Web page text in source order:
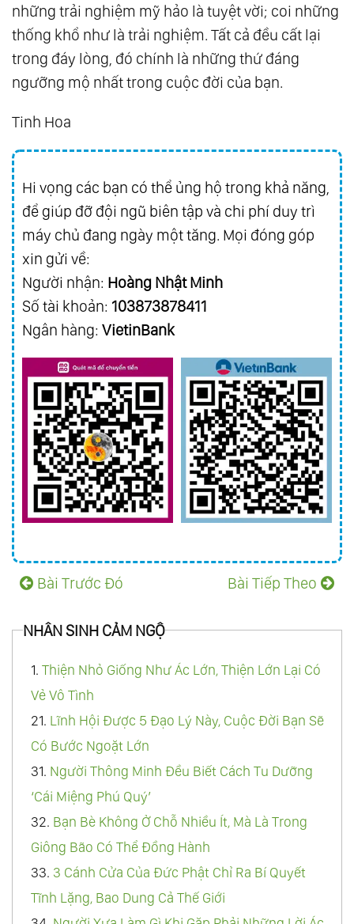
những trải nghiệm mỹ hảo là tuyệt vời; coi những
thống khổ như là trải nghiệm. Tất cả đều cất lại
trong đáy lòng, đó chính là những thứ đáng
ngưỡng mộ nhất trong cuộc đời của bạn.
Tinh Hoa
Hi vọng các bạn có thể ủng hộ trong khả năng,
để giúp đỡ đội ngũ biên tập và chi phí duy trì
máy chủ đang ngày một tăng. Mọi đóng góp
xin gửi về:
Người nhận: Hoàng Nhật Minh
Số tài khoản: 103873878411
Ngân hàng: VietinBank
Bài Trước Đó Bài Tiếp Theo
NHÂN SINH CẢM NGỘ
1. Thiện Nhỏ Giống Như Ác Lớn, Thiện Lớn Lại Có
Vẻ Vô Tình
21. Lĩnh Hội Được 5 Đạo Lý Này, Cuộc Đời Bạn Sẽ
Có Bước Ngoặt Lớn
31. Người Thông Minh Đều Biết Cách Tu Dưỡng
‘Cái Miệng Phú Quý’
32. Bạn Bè Không Ở Chỗ Nhiều Ít, Mà Là Trong
Giông Bão Có Thể Đồng Hành
33. 3 Cánh Cửa Của Đức Phật Chỉ Ra Bí Quyết
Tĩnh Lặng, Bao Dung Cả Thế Giới